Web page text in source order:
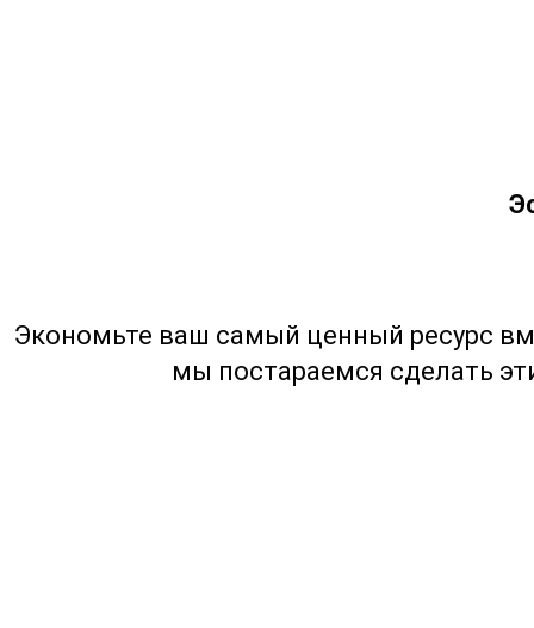
Экономьте ваш самый ценный ресурс
мы постараемся сделать